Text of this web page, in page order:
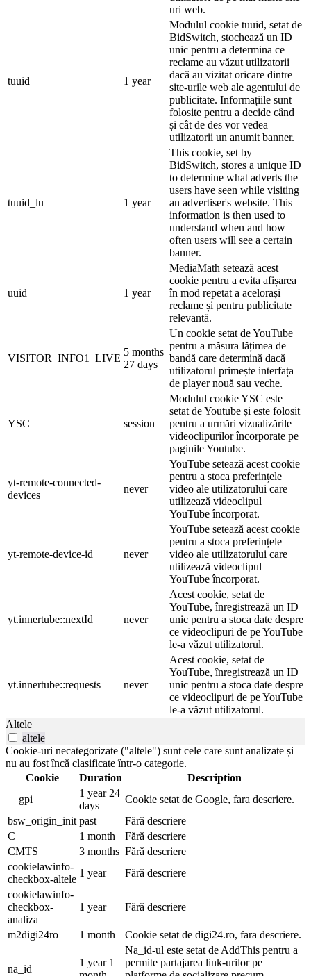
uri web.
tuuid 1 year
Modulul cookie tuuid, setat de
BidSwitch, stochează un ID
unic pentru a determina ce
reclame au văzut utilizatorii
dacă au vizitat oricare dintre
site-urile web ale agentului de
publicitate. Informațiile sunt
folosite pentru a decide când
și cât de des vor vedea
utilizatorii un anumit banner.
tuuid_lu 1 year
This cookie, set by
BidSwitch, stores a unique ID
to determine what adverts the
users have seen while visiting
an advertiser's website. This
information is then used to
understand when and how
often users will see a certain
banner.
uuid 1 year
MediaMath setează acest
cookie pentru a evita afișarea
în mod repetat a acelorași
reclame și pentru publicitate
relevantă.
VISITOR_INFO1_LIVE
5 months
27 days
Un cookie setat de YouTube
pentru a măsura lățimea de
bandă care determină dacă
utilizatorul primește interfața
de player nouă sau veche.
YSC session
Modulul cookie YSC este
setat de Youtube și este folosit
pentru a urmări vizualizările
videoclipurilor încorporate pe
paginile Youtube.
yt-remote-connected-
devices
never
YouTube setează acest cookie
pentru a stoca preferințele
video ale utilizatorului care
utilizează videoclipul
YouTube încorporat.
yt-remote-device-id never
YouTube setează acest cookie
pentru a stoca preferințele
video ale utilizatorului care
utilizează videoclipul
YouTube încorporat.
yt.innertube::nextId never
Acest cookie, setat de
YouTube, înregistrează un ID
unic pentru a stoca date despre
ce videoclipuri de pe YouTube
le-a văzut utilizatorul.
yt.innertube::requests never
Acest cookie, setat de
YouTube, înregistrează un ID
unic pentru a stoca date despre
ce videoclipuri de pe YouTube
le-a văzut utilizatorul.
Altele
altele
Cookie-uri necategorizate ("altele") sunt cele care sunt analizate și
nu au fost încă clasificate într-o categorie.
Cookie
Duration
Description
__gpi
1 year 24
days
Cookie setat de Google, fara descriere.
bsw_origin_init past
Fără descriere
C
1 month
Fără descriere
CMTS
3 months Fără descriere
cookielawinfo-
checkbox-altele
1 year
Fără descriere
cookielawinfo-
checkbox-
analiza
1 year Fără descriere
m2digi24ro 1 month Cookie setat de digi24.ro, fara descriere.
na_id
1 year 1
Na_id-ul este setat de AddThis pentru a
permite partajarea link-urilor pe